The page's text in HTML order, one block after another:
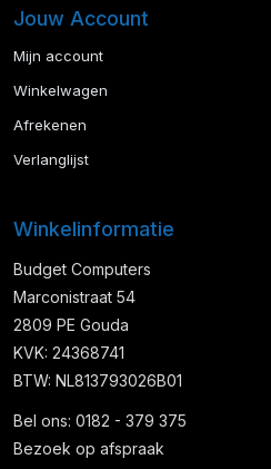
Jouw Account
Mijn account
Winkelwagen
Afrekenen
Verlanglijst
Winkelinformatie
Budget Computers
Marconistraat 54
2809 PE Gouda
KVK: 24368741
BTW: NL813793026B01
Bel ons: 0182 - 379 375
Bezoek op afspraak